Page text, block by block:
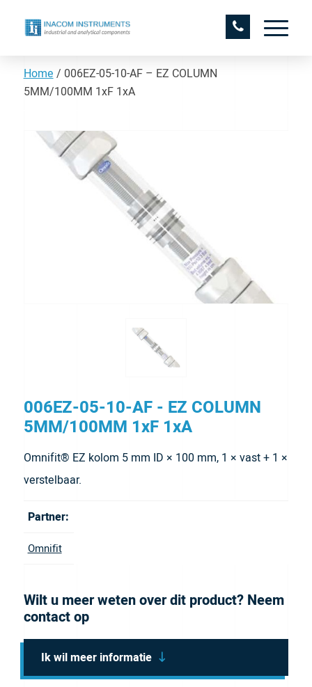
Home / 006EZ-05-10-AF – EZ COLUMN
5MM/100MM 1xF 1xA
006EZ-05-10-AF - EZ COLUMN
5MM/100MM 1xF 1xA
Omnifit® EZ kolom 5 mm ID × 100 mm, 1 × vast + 1 ×
verstelbaar.
Partner:
Omnifit
Wilt u meer weten over dit product? Neem
contact op
Ik wil meer informatie